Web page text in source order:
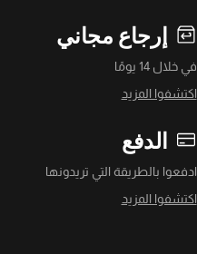
إرجاع مجاني
في خلال 14 يومًا
اكتشفوا المزيد
الدفع
ادفعوا بالطريقة التي تريدونها
اكتشفوا المزيد